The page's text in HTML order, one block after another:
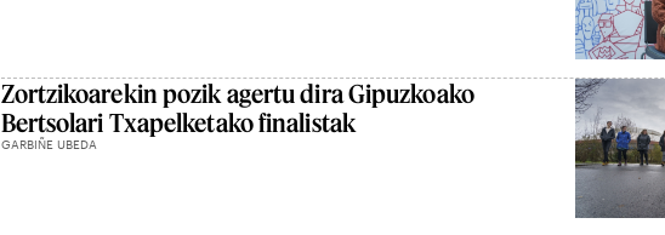
Zortzikoarekin pozik agertu dira Gipuzkoako
Bertsolari Txapelketako finalistak
GARBIÑE UBEDA